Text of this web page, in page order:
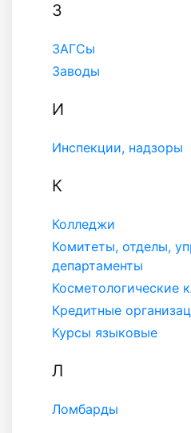
З
ЗАГСы
Заводы
И
Инспекции, надзоры
К
Колледжи
Комитеты, отделы,
департаменты
Косметологические
Кредитные
Курсы языковые
Л
Ломбарды